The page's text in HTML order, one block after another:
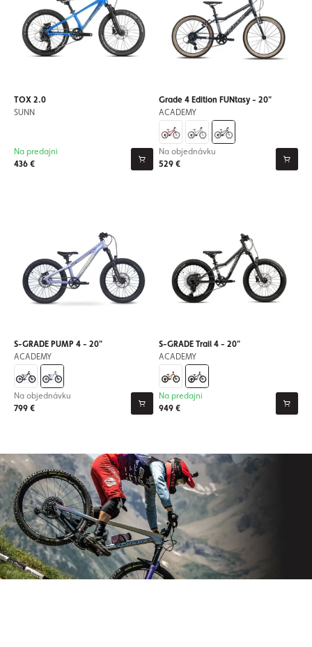
TOX 2.0
SUNN
436 €
Na predajni
Grade 4 Edition FUNtasy - 20"
ACADEMY
529 €
Na objednávku
S-GRADE PUMP 4 - 20"
ACADEMY
799 €
Na objednávku
S-GRADE Trail 4 - 20"
ACADEMY
949 €
Na predajni